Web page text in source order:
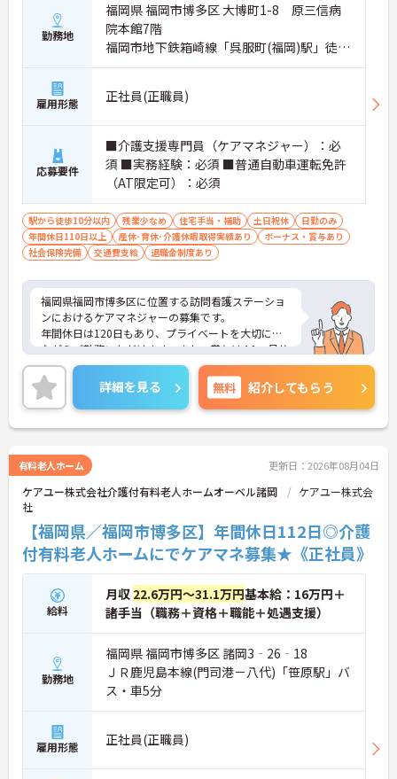
勤務地
福岡県 福岡市博多区 大博町1-8 原三信病
院本館7階
福岡市地下鉄箱崎線「呉服町(福岡)駅」徒歩
7分
雇用形態 正社員(正職員)
応募要件
■介護支援専門員（ケアマネジャー）：必
須 ■実務経験：必須 ■普通自動車運転免許
（AT限定可）：必須
駅から徒歩10分以内 残業少なめ 住宅手当・補助 土日祝休
日勤のみ
年間休日110日以上
産休･育休･介護休暇取得実績あり
ボーナス・賞与あり
社会保険完備
交通費支給 退職金制度あり
福岡県福岡市博多区に位置する訪問看護ステーショ
ンにおけるケアマネジャーの募集です。
年間休日は120日もあり、プライベートを大切にし
ながらご勤務いただけます。また、賞与は4.1ヶ月分
の支給実績があり、頑張りがきちんと評価される職
場です。
ご興味のある方には、面接対策ポイントなど、さら
に詳細をお話しいたしますのでお気軽にご相談くだ
さい！
詳細を見る 無料 紹介してもらう
有料老人ホーム 更新日：2026年08月04日
ケアユー株式会社介護付有料老人ホームオーベル諸岡
ケアユー株式会
社
【福岡県／福岡市博多区】年間休日112日◎介護
付有料老人ホームにでケアマネ募集★《正社員》
給料
月収 22.6万円～31.1万円基本給：16万円＋
諸手当（職務＋資格＋職能＋処遇支援）
勤務地
福岡県 福岡市博多区 諸岡3‐26‐18
ＪＲ鹿児島本線(門司港－八代)「笹原駅」バ
ス・車5分
雇用形態 正社員(正職員)